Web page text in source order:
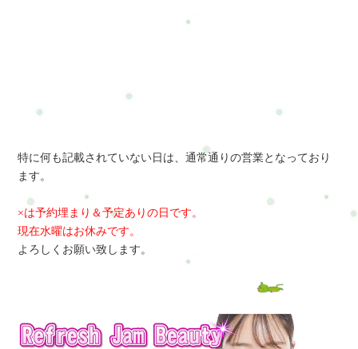
特に何も記載されていない日は、通常通りの営業となっており
ます。
×は予約埋まり＆予定ありの日です。
現在水曜はお休みです。
よろしくお願い致します。